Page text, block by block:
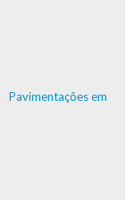
Pavimentações em